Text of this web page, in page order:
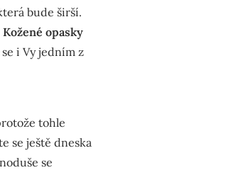
bude širší.
Kožené opasky
i Vy jedním z
tohle
se ještě dneska
se